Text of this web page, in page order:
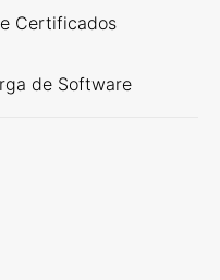
Certificados
de Software